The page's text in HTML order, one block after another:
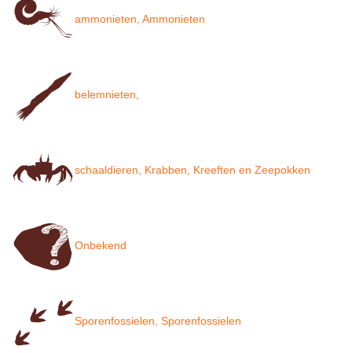
ammonieten, Ammonieten
belemnieten,
schaaldieren, Krabben, Kreeften en Zeepokken
Onbekend
Sporenfossielen, Sporenfossielen